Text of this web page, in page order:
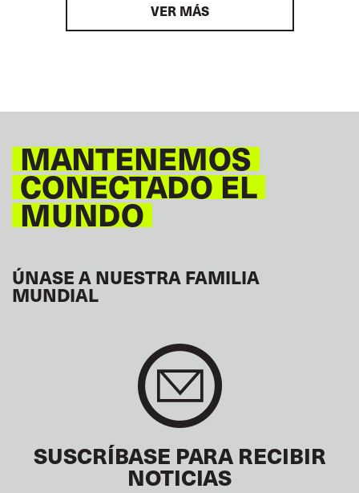
VER MÁS
MANTENEMOS
CONECTADO EL
MUNDO
ÚNASE A NUESTRA FAMILIA
MUNDIAL
SUSCRÍBASE PARA RECIBIR
NOTICIAS